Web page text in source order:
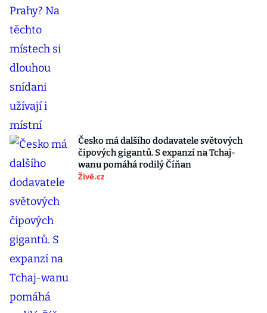
Česko má dalšího dodavatele světových
čipových gigantů. S expanzí na Tchaj-
wanu pomáhá rodilý Číňan
Živě.cz